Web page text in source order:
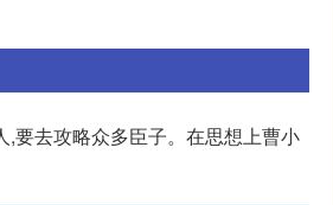
要去攻略众多臣子。在思想上曹小